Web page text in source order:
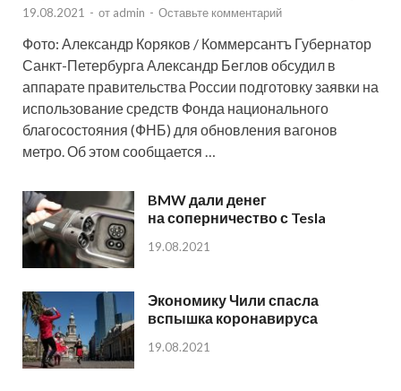
19.08.2021 - от admin - Оставьте комментарий
Фото: Александр Коряков / Коммерсантъ Губернатор
Санкт-Петербурга Александр Беглов обсудил в
аппарате правительства России подготовку заявки на
использование средств Фонда национального
благосостояния (ФНБ) для обновления вагонов
метро. Об этом сообщается …
BMW дали денег
на соперничество с Tesla
19.08.2021
Экономику Чили спасла
вспышка коронавируса
19.08.2021